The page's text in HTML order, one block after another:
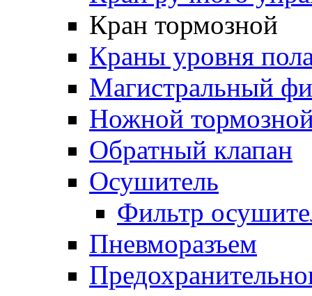
Кран тормозной
Краны уровня
Магистральный
Ножной
Обратный клапан
Осушитель
Фильтр
Пневморазъем